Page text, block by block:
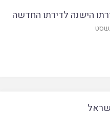
הישנה לדירתו החדשה